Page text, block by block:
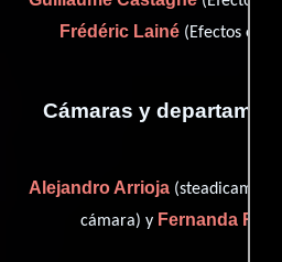
Frédéric Lainé(Efectos
Cámaras y
Alejandro Arrioja(steadicam),
cámara) y Fernanda